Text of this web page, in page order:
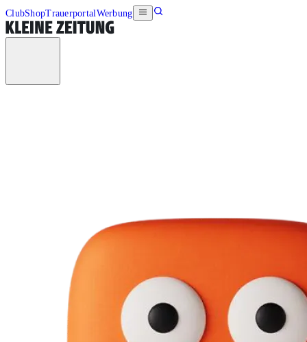
ClubShopTrauerportalWerbung